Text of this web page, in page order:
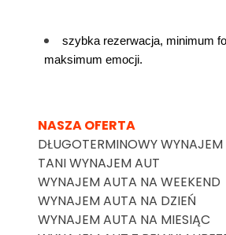
NASZA OFERTA
DŁUGOTERMINOWY
TANI WYNAJEM AUT
WYNAJEM AUTA NA WEEKEND
WYNAJEM AUTA NA DZIEŃ
WYNAJEM AUTA NA MIESIĄC
szybka rezerwacja, minimum
maksimum emocji.